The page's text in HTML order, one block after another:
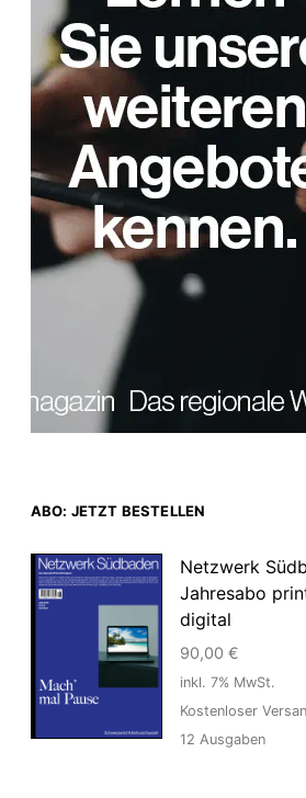
ABO: JETZT BESTELLEN
Netzwerk
Jahresabo
digital
90,00 €
inkl. 7% MwSt.
Kostenloser
12 Ausgaben